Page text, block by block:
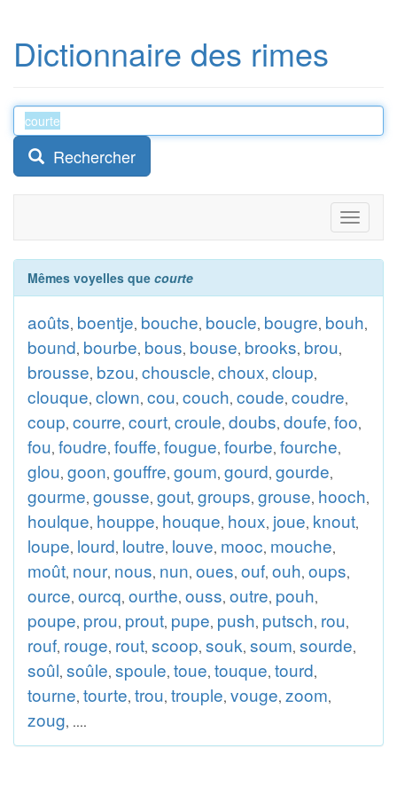
Dictionnaire des rimes
Rechercher
Toggle
Mêmes voyelles que courte
aoûts, boentje, bouche, boucle, bougre, bouh,
bound, bourbe, bous, bouse, brooks, brou,
brousse, bzou, chouscle, choux, cloup,
clouque, clown, cou, couch, coude, coudre,
coup, courre, court, croule, doubs, doufe, foo,
fou, foudre, fouffe, fougue, fourbe, fourche,
glou, goon, gouffre, goum, gourd, gourde,
gourme, gousse, gout, groups, grouse, hooch,
houlque, houppe, houque, houx, joue, knout,
loupe, lourd, loutre, louve, mooc, mouche,
moût, nour, nous, nun, oues, ouf, ouh, oups,
ource, ourcq, ourthe, ouss, outre, pouh,
poupe, prou, prout, pupe, push, putsch, rou,
rouf, rouge, rout, scoop, souk, soum, sourde,
soûl, soûle, spoule, toue, touque, tourd,
tourne, tourte, trou, trouple, vouge, zoom,
zoug, ....